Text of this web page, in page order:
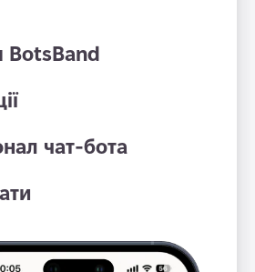
BotsBand
чат-бота